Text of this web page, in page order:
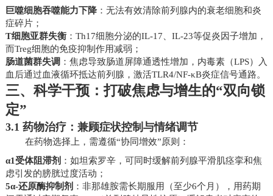
巨噬细胞吞噬能力下降：无法有效清除前列腺内的衰老细胞和炎
症碎片；
T细胞亚群失衡：Th17细胞分泌的IL-17、IL-23等促炎因子增加，
而Treg细胞的免疫抑制作用减弱；
肠道菌群失调 ：焦虑导致肠道屏障通透性增加，内毒素（LPS）入
血后通过血液循环抵达前列腺，激活TLR4/NF-κB炎症信号通路。
三、科学干预：打破焦虑与增生的“双向锁
定”
3.1 药物治疗：兼顾症状控制与情绪调节
在药物选择上，需遵循“协同增效”原则：
α1受体阻滞剂 ：如坦索罗辛，可同时缓解前列腺平滑肌痉挛和焦
虑引发的膀胱过度活动；
5α-还原酶抑制剂 ：非那雄胺需长期服用（至少6个月），用药期